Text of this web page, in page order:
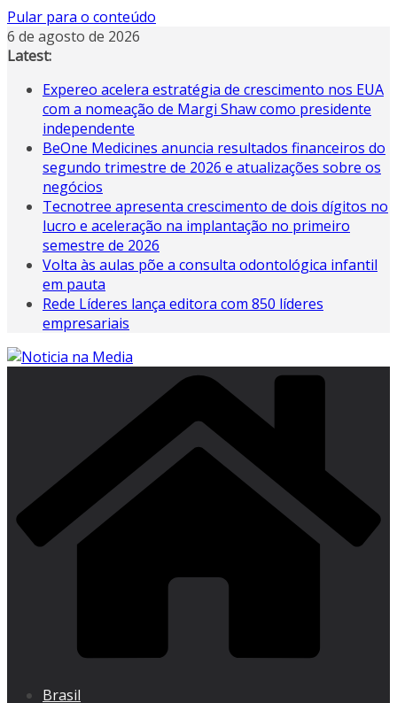
Pular para o conteúdo
6 de agosto de 2026
Latest:
Expereo acelera estratégia de crescimento nos EUA
com a nomeação de Margi Shaw como presidente
independente
BeOne Medicines anuncia resultados financeiros do
segundo trimestre de 2026 e atualizações sobre os
negócios
Tecnotree apresenta crescimento de dois dígitos no
lucro e aceleração na implantação no primeiro
semestre de 2026
Volta às aulas põe a consulta odontológica infantil
em pauta
Rede Líderes lança editora com 850 líderes
empresariais
Brasil